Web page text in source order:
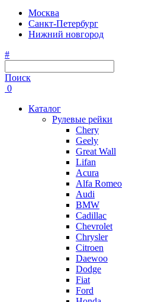
Москва
Санкт-Петербург
Нижний новгород
#
Поиск
0
Каталог
Рулевые рейки
Chery
Geely
Great Wall
Lifan
Acura
Alfa Romeo
Audi
BMW
Cadillac
Chevrolet
Chrysler
Citroen
Daewoo
Dodge
Fiat
Ford